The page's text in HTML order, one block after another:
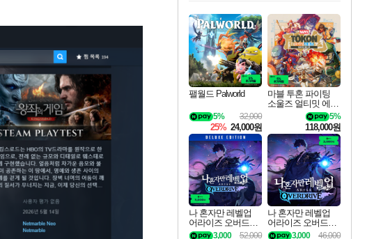
최대 90% 할인가를 만나보세요!
네이버혜택과 함께 만나보세요!
50%할인&추가 적립까지!
이니&베니 혜택까지!
네이버 혜택가와 함께 예약하세요!
할인&네이버혜택으로 만나보세요!
네이버페이 혜택과 만나보세요!
네이버 포인트 혜택까지!
할인가에 만나보세요!
일부 에디션 상시 할인!
혜택으로 예약 판매 중
편안하게 충전하세요
팰월드 Palworld
32,000
5%
25% 24,000원
마블 투혼 파이팅
소울즈 얼티밋 에디
션 예약구매 MARV
EL Tokon Fighting S
ouls Ultimate Edition
Pre-Purchase
5%
118,000원
나 혼자만 레벨업
어라이즈 오버드라
이브 디럭스 에디션
52,000
3,000
나 혼자만 레벨업
어라이즈 오버드라
이브 Solo Leveling A
46,000
3,000